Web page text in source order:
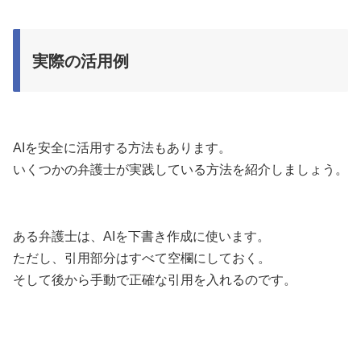
実際の活用例
AIを安全に活用する方法もあります。
いくつかの弁護士が実践している方法を紹介しましょう。
ある弁護士は、AIを下書き作成に使います。
ただし、引用部分はすべて空欄にしておく。
そして後から手動で正確な引用を入れるのです。